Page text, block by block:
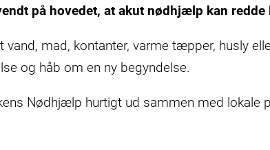
på hovedet, at akut nødhjælp kan redde
mad, kontanter, varme tæpper, husly
og håb om en ny begyndelse.
Nødhjælp hurtigt ud sammen med lokale